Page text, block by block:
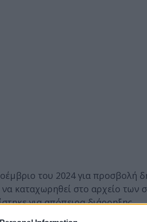
του 2024 για προσβολή
καταχωρηθεί στο αρχείο των
για απόπειρα διάρρηξης.